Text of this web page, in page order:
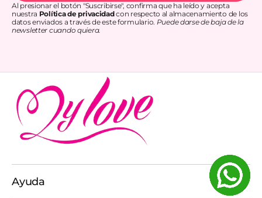
Al presionar el botón "Suscribirse", confirma que ha leído y acepta
nuestra Política de privacidadcon respecto al almacenamiento de los
datos enviados a través de este formulario. Puede darse de baja de la
newsletter cuando quiera.
Ayuda